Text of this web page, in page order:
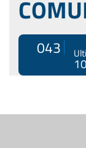
043
Menù